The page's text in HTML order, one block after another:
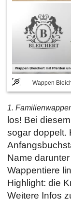
Wappen
1.
los! Bei
sogar doppelt.
Name
Wappentiere
Highlight: die
Weitere Infos